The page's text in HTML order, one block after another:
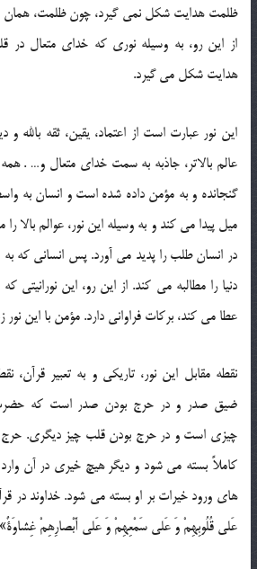
ظلمت هدایت شکل نمی گیرد، چون ظلمت،
از این رو، به وسیله نوری كه خدای متعال در
هدایت شکل می گیرد.
این نور عبارت است از اعتماد، یقین، ثقه بالله و
عالم بالاتر، جاذبه به سمت خدای متعال و… . همه
گنجانده و به مؤمن داده شده است و انسان به
میل پیدا می کند و به وسیله این نور، عوالم بالا
در انسان طلب را پدید می آورد. پس انسانی كه
دنیا را مطالبه می کند. از این رو، این نورانیتی
عطا می کند، بركات فراوانی دارد. مؤمن با این
نقطه مقابل این نور، تاریكی و به تعبیر قرآن،
ضیق صدر و در حرج بودن صدر است كه حضرت
چیزی است و در حرج بودن قلب چیز دیگری.
كاملاً بسته می شود و دیگر هیچ خیری در آن
های ورود خیرات بر او بسته می شود. خداوند در
عَلى قُلُوبِهِمْ وَ عَلى سَمْعِهِمْ وَ عَلى أَبْصارِهِمْ